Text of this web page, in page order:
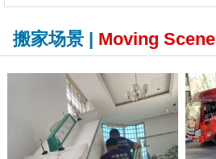
搬家场景 | Moving Scene